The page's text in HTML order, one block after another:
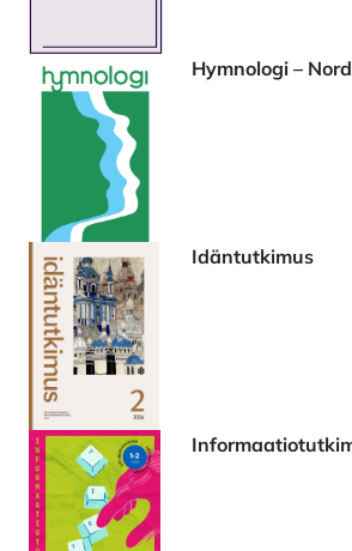
Hymnologi –
Idäntutkimus